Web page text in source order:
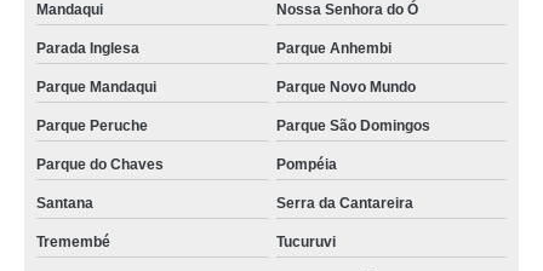
Mandaqui Nossa Senhora do Ó
Parada Inglesa Parque Anhembi
Parque Mandaqui Parque Novo Mundo
Parque Peruche Parque São Domingos
Parque do Chaves Pompéia
Santana Serra da Cantareira
Tremembé Tucuruvi